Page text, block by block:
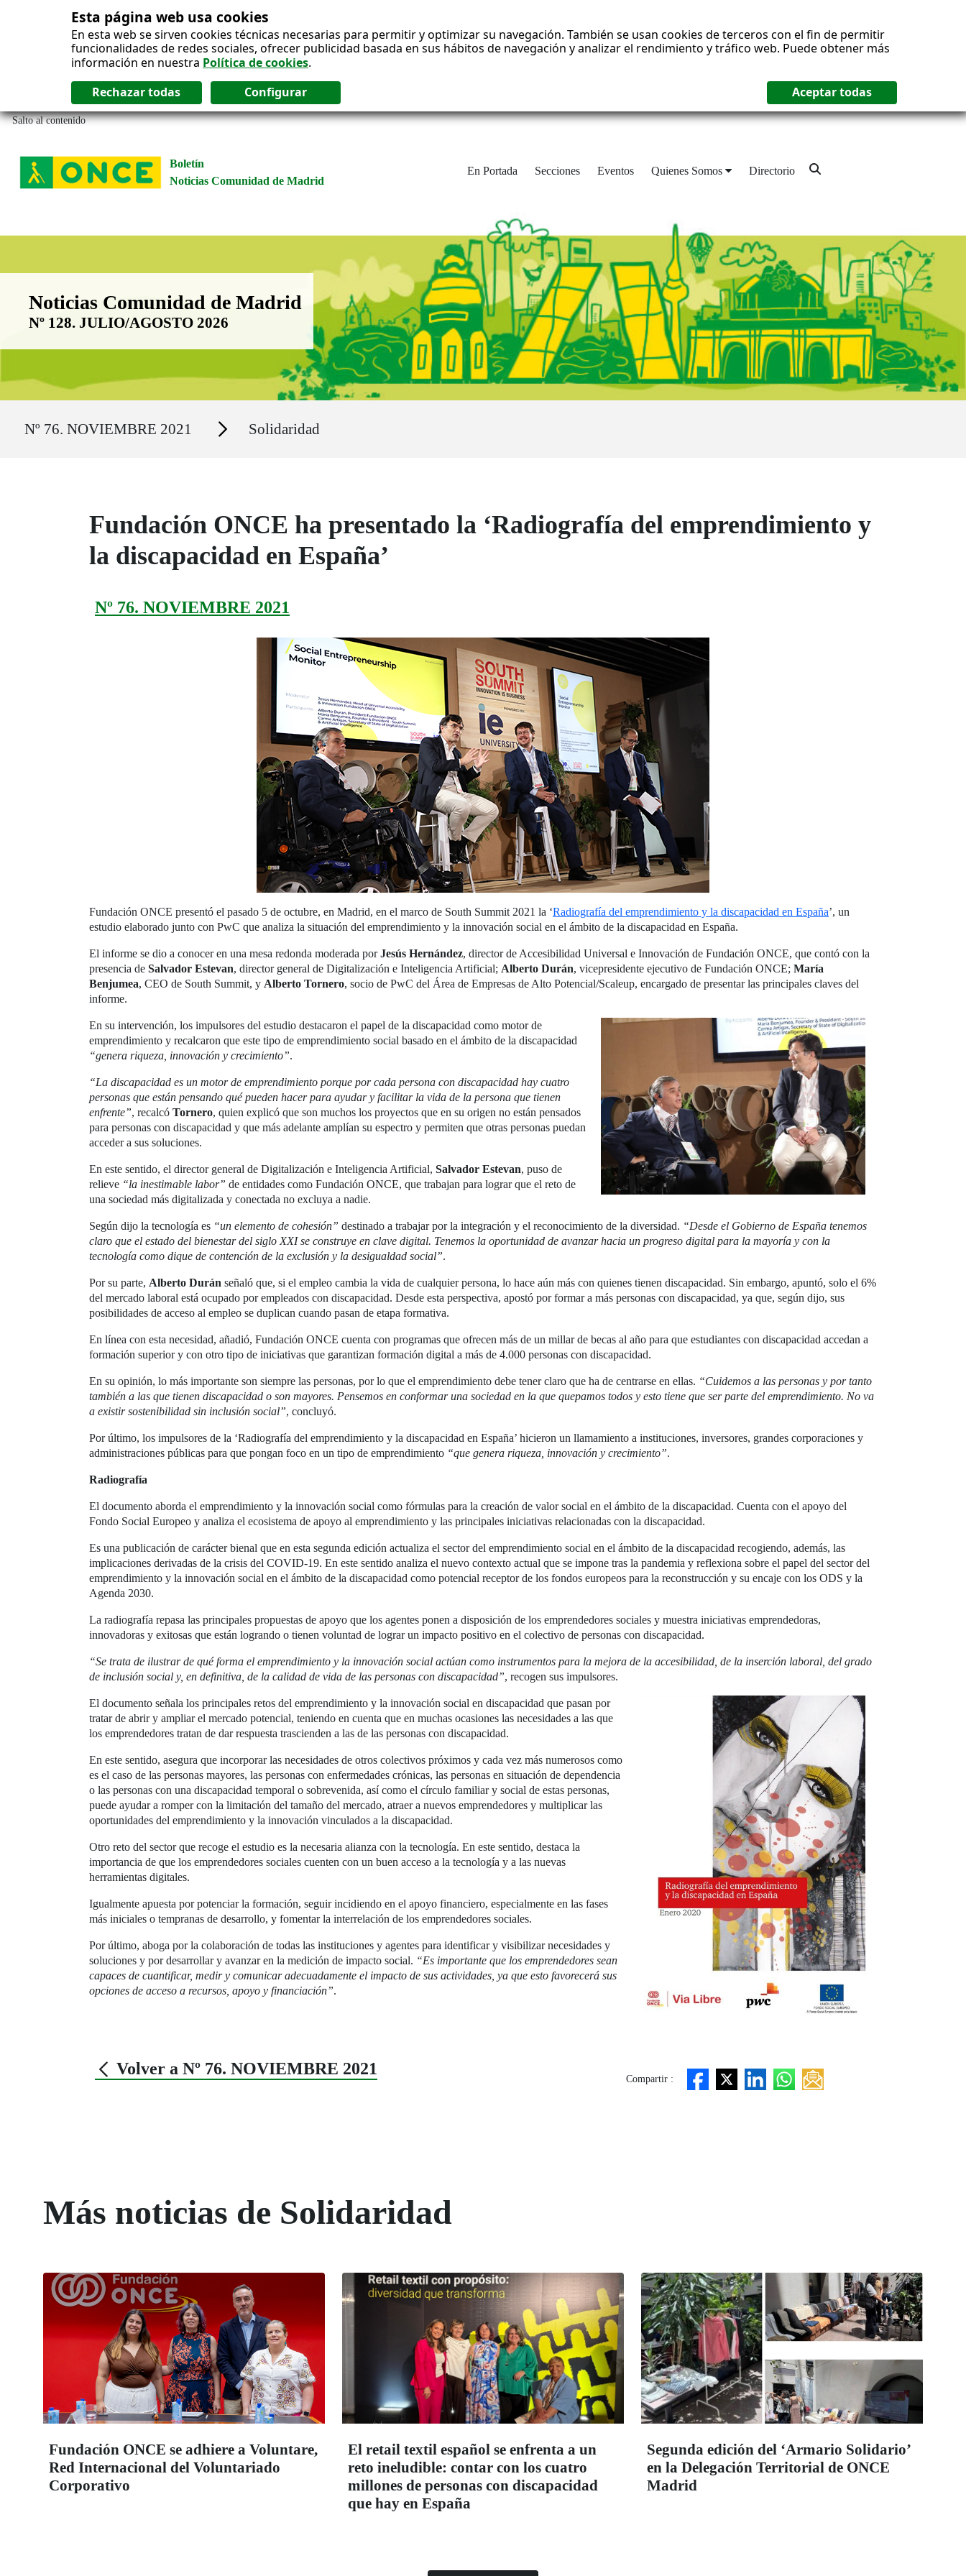
Esta página web usa cookies
En esta web se sirven cookies técnicas necesarias para permitir y optimizar su navegación. También se usan cookies de terceros con el fin de permitir
funcionalidades de redes sociales, ofrecer publicidad basada en sus hábitos de navegación y analizar el rendimiento y tráfico web. Puede obtener más
información en nuestra Política de cookies.
Salto al contenido
Boletín
Noticias Comunidad de Madrid
En Portada Secciones Eventos Quienes Somos Directorio
Boletín Noticias Comunidad de Madrid
Noticias Comunidad de Madrid
Nº 128. JULIO/AGOSTO 2026
Nº 76. NOVIEMBRE 2021 Secciones Solidaridad
Fundación ONCE ha presentado la ‘Radiografía del emprendimiento y
la discapacidad en España’
Nº 76. NOVIEMBRE 2021
Fundación ONCE presentó el pasado 5 de octubre, en Madrid, en el marco de South Summit 2021 la ‘Radiografía del emprendimiento y la discapacidad en España’, un
estudio elaborado junto con PwC que analiza la situación del emprendimiento y la innovación social en el ámbito de la discapacidad en España.
El informe se dio a conocer en una mesa redonda moderada porJesús Hernández, director de Accesibilidad Universal e Innovación de Fundación ONCE, que contó con la
presencia de Salvador Estevan, director general de Digitalización e Inteligencia Artificial; Alberto Durán, vicepresidente ejecutivo de Fundación ONCE; María
Benjumea, CEO de South Summit, y Alberto Tornero, socio de PwC del Área de Empresas de Alto Potencial/Scaleup, encargado de presentar las principales claves del
informe.
En su intervención, los impulsores del estudio destacaron el papel de la discapacidad como motor de
emprendimiento y recalcaron que este tipo de emprendimiento social basado en el ámbito de la discapacidad
“genera riqueza, innovación y crecimiento”.
“La discapacidad es un motor de emprendimiento porque por cada persona con discapacidad hay cuatro
personas que están pensando qué pueden hacer para ayudar y facilitar la vida de la persona que tienen
enfrente”, recalcó Tornero, quien explicó que son muchos los proyectos que en su origen no están pensados
para personas con discapacidad y que más adelante amplían su espectro y permiten que otras personas puedan
acceder a sus soluciones.
En este sentido, el director general de Digitalización e Inteligencia Artificial, Salvador Estevan, puso de
relieve “la inestimable labor” de entidades como Fundación ONCE, que trabajan para lograr que el reto de
una sociedad más digitalizada y conectada no excluya a nadie.
Según dijo la tecnología es “un elemento de cohesión” destinado a trabajar por la integración y el reconocimiento de la diversidad. “Desde el Gobierno de España tenemos
claro que el estado del bienestar del siglo XXI se construye en clave digital. Tenemos la oportunidad de avanzar hacia un progreso digital para la mayoría y con la
tecnología como dique de contención de la exclusión y la desigualdad social”.
Por su parte, Alberto Durán señaló que, si el empleo cambia la vida de cualquier persona, lo hace aún más con quienes tienen discapacidad. Sin embargo, apuntó, solo el 6%
del mercado laboral está ocupado por empleados con discapacidad. Desde esta perspectiva, apostó por formar a más personas con discapacidad, ya que, según dijo, sus
posibilidades de acceso al empleo se duplican cuando pasan de etapa formativa.
En línea con esta necesidad, añadió, Fundación ONCE cuenta con programas que ofrecen más de un millar de becas al año para que estudiantes con discapacidad accedan a
formación superior y con otro tipo de iniciativas que garantizan formación digital a más de 4.000 personas con discapacidad.
En su opinión, lo más importante son siempre las personas, por lo que el emprendimiento debe tener claro que ha de centrarse en ellas. “Cuidemos a las personas y por tanto
también a las que tienen discapacidad o son mayores. Pensemos en conformar una sociedad en la que quepamos todos y esto tiene que ser parte del emprendimiento. No va
a existir sostenibilidad sin inclusión social”, concluyó.
Por último, los impulsores de la ‘Radiografía del emprendimiento y la discapacidad en España’ hicieron un llamamiento a instituciones, inversores, grandes corporaciones y
administraciones públicas para que pongan foco en un tipo de emprendimiento “que genera riqueza, innovación y crecimiento”.
Radiografía
El documento aborda el emprendimiento y la innovación social como fórmulas para la creación de valor social en el ámbito de la discapacidad. Cuenta con el apoyo del
Fondo Social Europeo y analiza el ecosistema de apoyo al emprendimiento y las principales iniciativas relacionadas con la discapacidad.
Es una publicación de carácter bienal que en esta segunda edición actualiza el sector del emprendimiento social en el ámbito de la discapacidad recogiendo, además, las
implicaciones derivadas de la crisis del COVID-19. En este sentido analiza el nuevo contexto actual que se impone tras la pandemia y reflexiona sobre el papel del sector del
emprendimiento y la innovación social en el ámbito de la discapacidad como potencial receptor de los fondos europeos para la reconstrucción y su encaje con los ODS y la
Agenda 2030.
La radiografía repasa las principales propuestas de apoyo que los agentes ponen a disposición de los emprendedores sociales y muestra iniciativas emprendedoras,
innovadoras y exitosas que están logrando o tienen voluntad de lograr un impacto positivo en el colectivo de personas con discapacidad.
“Se trata de ilustrar de qué forma el emprendimiento y la innovación social actúan como instrumentos para la mejora de la accesibilidad, de la inserción laboral, del grado
de inclusión social y, en definitiva, de la calidad de vida de las personas con discapacidad”, recogen sus impulsores.
El documento señala los principales retos del emprendimiento y la innovación social en discapacidad que pasan por
tratar de abrir y ampliar el mercado potencial, teniendo en cuenta que en muchas ocasiones las necesidades a las que
los emprendedores tratan de dar respuesta trascienden a las de las personas con discapacidad.
En este sentido, asegura que incorporar las necesidades de otros colectivos próximos y cada vez más numerosos como
es el caso de las personas mayores, las personas con enfermedades crónicas, las personas en situación de dependencia
o las personas con una discapacidad temporal o sobrevenida, así como el círculo familiar y social de estas personas,
puede ayudar a romper con la limitación del tamaño del mercado, atraer a nuevos emprendedores y multiplicar las
oportunidades del emprendimiento y la innovación vinculados a la discapacidad.
Otro reto del sector que recoge el estudio es la necesaria alianza con la tecnología. En este sentido, destaca la
importancia de que los emprendedores sociales cuenten con un buen acceso a la tecnología y a las nuevas
herramientas digitales.
Igualmente apuesta por potenciar la formación, seguir incidiendo en el apoyo financiero, especialmente en las fases
más iniciales o tempranas de desarrollo, y fomentar la interrelación de los emprendedores sociales.
Por último, aboga por la colaboración de todas las instituciones y agentes para identificar y visibilizar necesidades y
soluciones y por desarrollar y avanzar en la medición de impacto social. “Es importante que los emprendedores sean
capaces de cuantificar, medir y comunicar adecuadamente el impacto de sus actividades, ya que esto favorecerá sus
opciones de acceso a recursos, apoyo y financiación”.
Volver a Nº 76. NOVIEMBRE 2021
Compartir :
Más noticias de Solidaridad
Fundación ONCE se adhiere a Voluntare,
Red Internacional del Voluntariado
Corporativo
El retail textil español se enfrenta a un
reto ineludible: contar con los cuatro
millones de personas con discapacidad
que hay en España
Segunda edición del ‘Armario Solidario’
en la Delegación Territorial de ONCE
Madrid